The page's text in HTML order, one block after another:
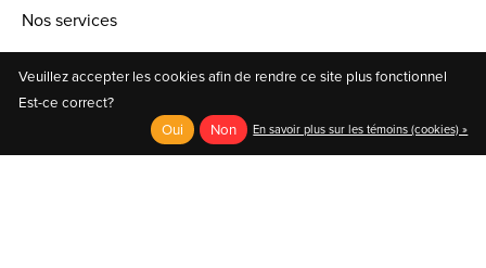
Nos services
MON COMPTE
Enregistrer
Veuillez accepter les cookies afin de rendre ce site plus fonctionnel
Est-ce correct?
Oui
Non En savoir plus sur les témoins (cookies) »